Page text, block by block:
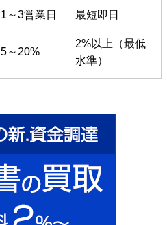
1～3営業日 最短即日
5～20%
2%以上（最低
水準）